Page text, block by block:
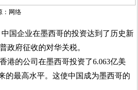
网络
国企业在墨西哥的投资达到了历史新
政府征收的对华关税。
港的公司在墨西哥投资了6.063亿美
的最高水平。这使中国成为墨西哥的